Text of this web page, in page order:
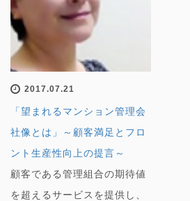
2017.07.21
「望まれるマンション管理会
社像とは」～顧客満足とフロ
ント生産性向上の提言～
顧客である管理組合の期待値
を超えるサービスを提供し、